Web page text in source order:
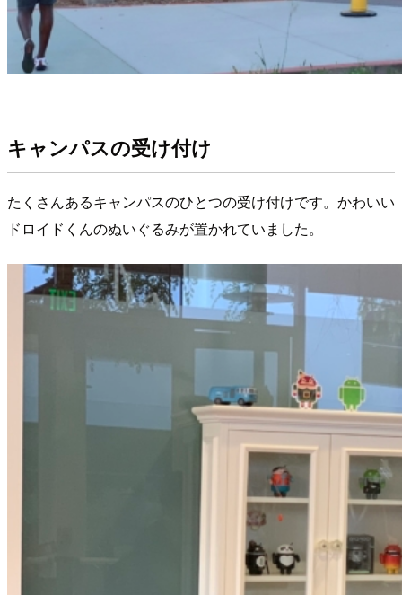
キャンパスの受け付け
たくさんあるキャンパスのひとつの受け付けです。かわいい
ドロイドくんのぬいぐるみが置かれていました。